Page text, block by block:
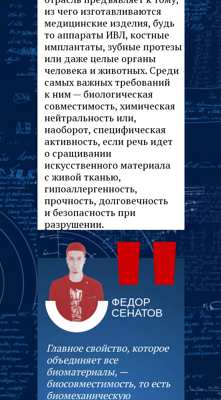
из чего изготавливаются
медицинские изделия, будь
то аппараты ИВЛ, костные
имплантаты, зубные протезы
или даже целые органы
человека и животных. Среди
самых важных требований
к ним — биологическая
совместимость, химическая
нейтральность или,
наоборот, специфическая
активность, если речь идет
о сращивании
искусственного материала
с живой тканью,
гипоаллергенность,
прочность, долговечность
и безопасность при
разрушении."
Главное свойство, которое
объединяет все
биоматериалы, —
биосовместимость, то есть
биомеханическую
ФЕДОР
СЕНАТОВ